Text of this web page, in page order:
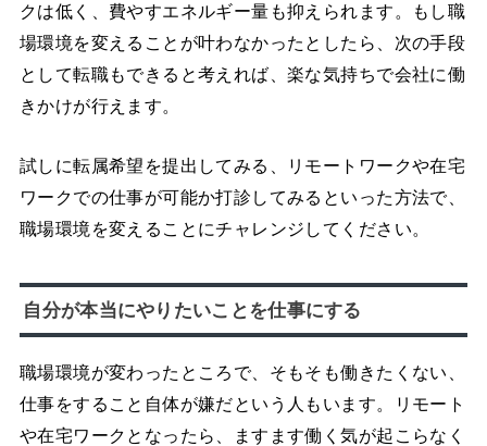
クは低く、費やすエネルギー量も抑えられます。もし職
場環境を変えることが叶わなかったとしたら、次の手段
として転職もできると考えれば、楽な気持ちで会社に働
きかけが行えます。
試しに転属希望を提出してみる、リモートワークや在宅
ワークでの仕事が可能か打診してみるといった方法で、
職場環境を変えることにチャレンジしてください。
自分が本当にやりたいことを仕事にする
職場環境が変わったところで、そもそも働きたくない、
仕事をすること自体が嫌だという人もいます。リモート
や在宅ワークとなったら、ますます働く気が起こらなく